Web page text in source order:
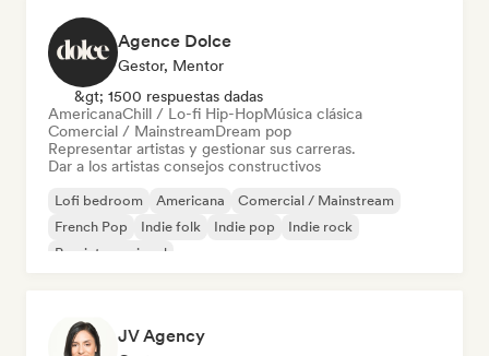
Agence Dolce
Gestor, Mentor
&gt; 1500 respuestas dadas
AmericanaChill / Lo-fi Hip-HopMúsica clásica
Comercial / MainstreamDream pop
Representar artistas y gestionar sus carreras.
Dar a los artistas consejos constructivos
Lofi bedroom Americana
Comercial / Mainstream
French Pop
Indie folk Indie pop
Indie rock
Pop internacional
JV Agency